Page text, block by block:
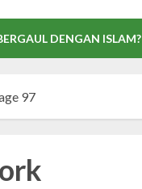
DENGAN ISLAM?
97